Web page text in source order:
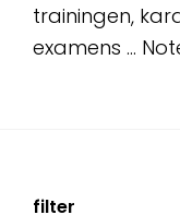
trainingen,
examens …
filter